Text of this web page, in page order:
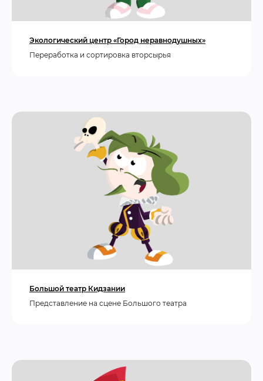
Экологический центр «Город неравнодушных»
Переработка и сортировка вторсырья
Большой театр Кидзании
Представление на сцене Большого театра